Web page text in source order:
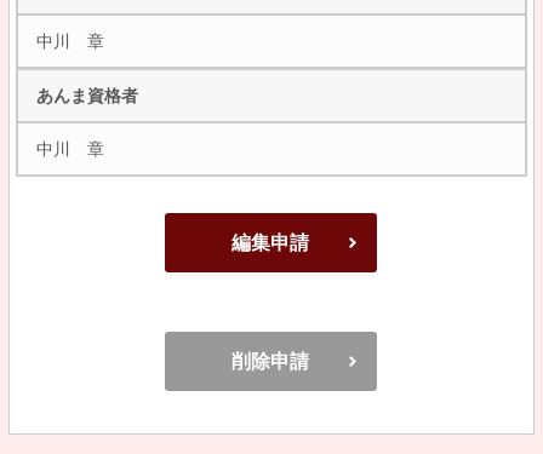
中川 章
あんま資格者
中川 章
編集申請
削除申請